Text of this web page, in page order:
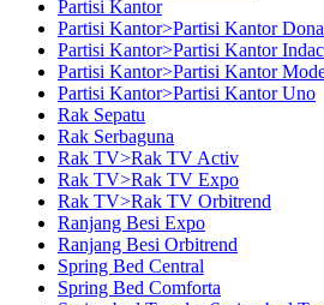
Partisi Kantor
Partisi Kantor>Partisi Kantor
Partisi Kantor>Partisi Kantor
Partisi Kantor>Partisi Kantor
Partisi Kantor>Partisi Kantor Uno
Rak Sepatu
Rak Serbaguna
Rak TV>Rak TV Activ
Rak TV>Rak TV Expo
Rak TV>Rak TV Orbitrend
Ranjang Besi Expo
Ranjang Besi Orbitrend
Spring Bed Central
Spring Bed Comforta